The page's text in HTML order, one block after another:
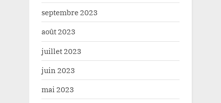
septembre 2023
août 2023
juillet 2023
juin 2023
mai 2023